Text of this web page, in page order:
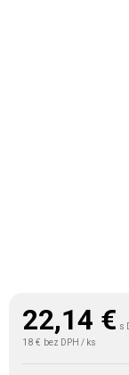
22,14 € s
18 € bez DPH / ks